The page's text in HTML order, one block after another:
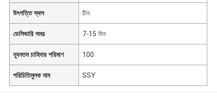
উৎপত্তি স্থল চীন
ডেলিভারি সময় 7-15 দিন
ন্যূনতম চাহিদার পরিমাণ 100
পরিচিতিমুলক নাম SSY